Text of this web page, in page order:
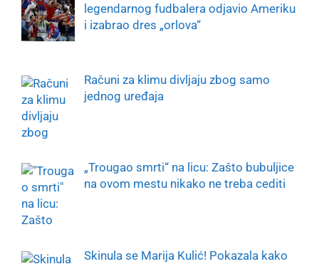
legendarnog fudbalera odjavio Ameriku
i izabrao dres „orlova“
Računi za klimu divljaju zbog samo
jednog uređaja
„Trougao smrti“ na licu: Zašto bubuljice
na ovom mestu nikako ne treba cediti
Skinula se Marija Kulić! Pokazala kako